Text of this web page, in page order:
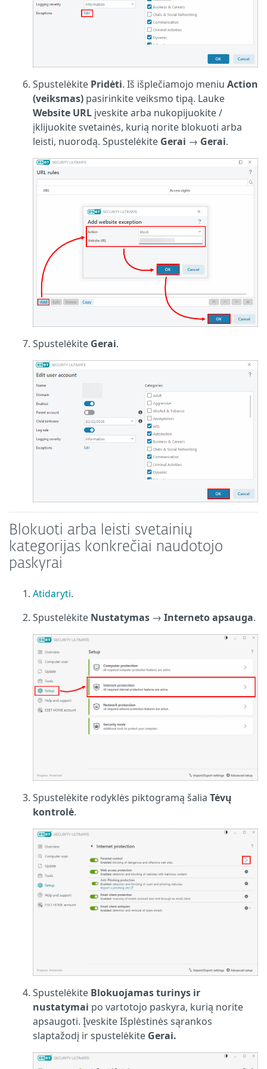
Spustelėkite Pridėti. Iš išplečiamojo meniu Action
(veiksmas) pasirinkite veiksmo tipą. Lauke
Website URL įveskite arba nukopijuokite /
įklijuokite svetainės, kurią norite blokuoti arba
leisti, nuorodą. Spustelėkite Gerai → Gerai.
Spustelėkite Gerai.
Blokuoti arba leisti svetainių
kategorijas konkrečiai naudotojo
paskyrai
Atidaryti.
Spustelėkite Nustatymas → Interneto apsauga.
Spustelėkite rodyklės piktogramą šalia Tėvų
kontrolė.
Spustelėkite Blokuojamas turinys ir
nustatymai po vartotojo paskyra, kurią norite
apsaugoti. Įveskite Išplėstinės sąrankos
slaptažodį ir spustelėkite Gerai.